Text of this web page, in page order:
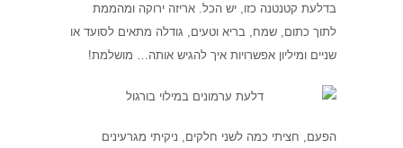
בדלעת קטנטנה כזו, יש הכל. אריזה ירוקה ומהממת
לתוך כתום, שמח, בריא וטעים, גודלה מתאים לסועד או
שניים ומיליון אפשרויות איך להגיש אותה… מושלמת!
הפעם, חציתי כמה לשני חלקים, ניקיתי מגרעינים